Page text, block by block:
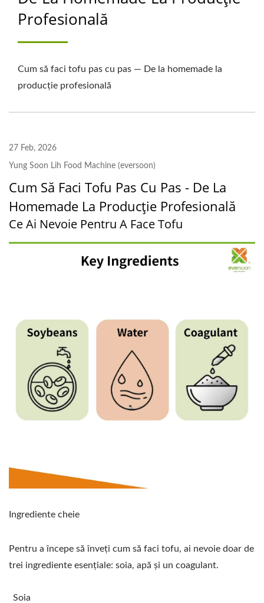
SOIEI, FABRICANT DE
MAȘINI DE MĂCINAT ȘI
GĂTIT | YUNG SOON
LIH FOOD MACHINE
CO., LTD.
Profesională
Cum să faci tofu pas cu pas — De la homemade la
producție profesională
27 Feb, 2026
Yung Soon Lih Food Machine (eversoon)
Cum Să Faci Tofu Pas Cu Pas - De La
Homemade La Producție Profesională
Ce Ai Nevoie Pentru A Face Tofu
Ingrediente cheie
Pentru a începe să înveți cum să faci tofu, ai nevoie doar de
trei ingrediente esențiale: soia, apă și un coagulant.
Soia